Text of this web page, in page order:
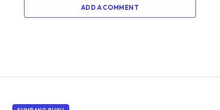
ADD A COMMENT